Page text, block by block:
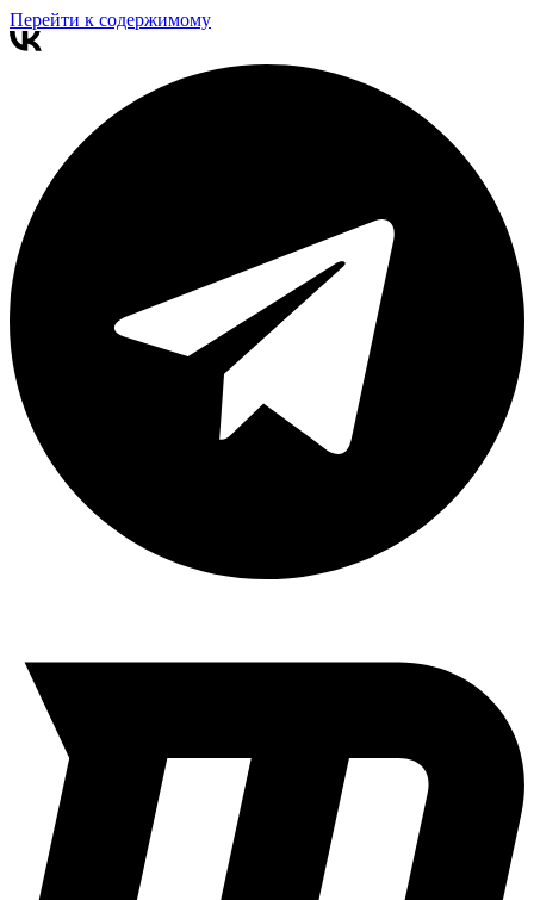
Перейти к содержимому